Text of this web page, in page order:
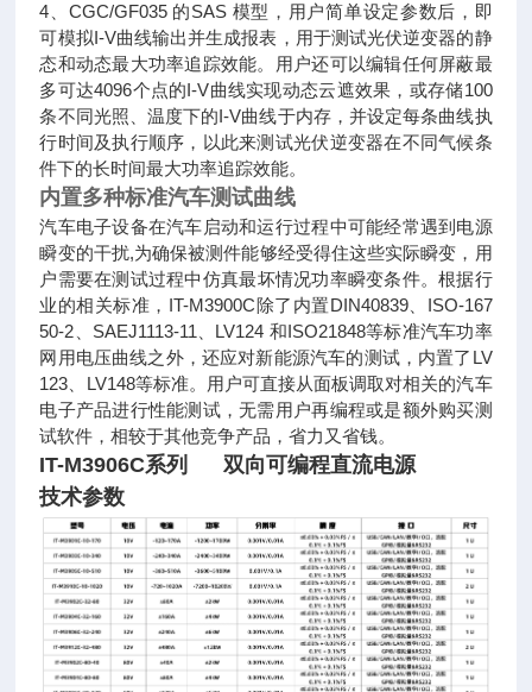
4、CGC/GF035 的SAS 模型，用户简单设定参数后，即
可模拟I-V曲线输出并生成报表，用于测试光伏逆变器的静
态和动态最大功率追踪效能。用户还可以编辑任何屏蔽最
多可达4096个点的I-V曲线实现动态云遮效果，或存储100
条不同光照、温度下的I-V曲线于内存，并设定每条曲线执
行时间及执行顺序，以此来测试光伏逆变器在不同气候条
件下的长时间最大功率追踪效能。
内置多种标准汽车测试曲线
汽车电子设备在汽车启动和运行过程中可能经常遇到电源
瞬变的干扰,为确保被测件能够经受得住这些实际瞬变，用
户需要在测试过程中仿真最坏情况功率瞬变条件。根据行
业的相关标准，IT-M3900C除了内置DIN40839、ISO-167
50-2、SAEJ1113-11、 LV124 和ISO21848等标准汽车功率
网用电压曲线之外，还应对新能源汽车的测试，内置了LV
123、LV148等标准。用户可直接从面板调取对相关的汽车
电子产品进行性能测试，无需用户再编程或是额外购买测
试软件，相较于其他竞争产品，省力又省钱。
IT-M3906C系列 双向可编程直流电源
技术参数